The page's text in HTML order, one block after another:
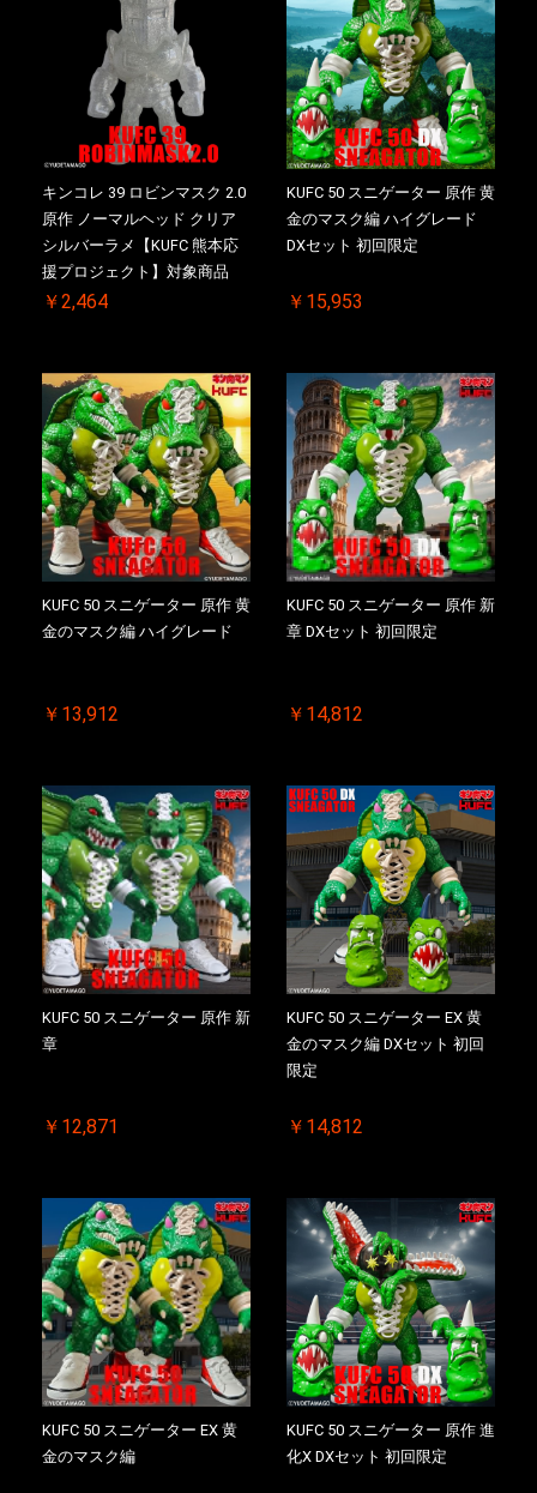
キンコレ 39 ロビンマスク 2.0
原作 ノーマルヘッド クリア
シルバーラメ【KUFC 熊本応
援プロジェクト】対象商品
￥2,464
KUFC 50 スニゲーター 原作 黄
金のマスク編 ハイグレード
DXセット 初回限定
￥15,953
KUFC 50 スニゲーター 原作 黄
金のマスク編 ハイグレード
￥13,912
KUFC 50 スニゲーター 原作 新
章 DXセット 初回限定
￥14,812
KUFC 50 スニゲーター 原作 新
章
￥12,871
KUFC 50 スニゲーター EX 黄
金のマスク編 DXセット 初回
限定
￥14,812
KUFC 50 スニゲーター EX 黄
金のマスク編
KUFC 50 スニゲーター 原作 進
化X DXセット 初回限定